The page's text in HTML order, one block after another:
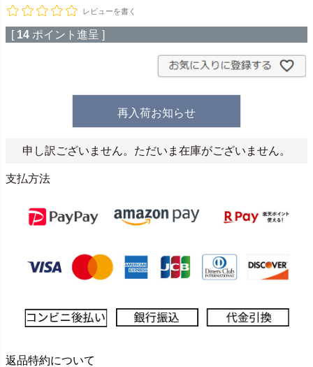
レビューを書く
[ 14 ポイント進呈 ]
再入荷お知らせ
申し訳ございません。ただいま在庫がございません。
支払方法
返品特約について